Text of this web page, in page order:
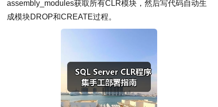
assembly_modules获取所有CLR模块，然后写代码自动生
成模块DROP和CREATE过程。